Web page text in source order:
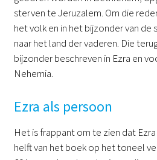
sterven te Jeruzalem. Om die
het volk en in het bijzonder van de
naar het land der vaderen. Die
bijzonder beschreven in Ezra en
Nehemia.
Ezra als persoon
Het is frappant om te zien dat
helft van het boek op het toneel